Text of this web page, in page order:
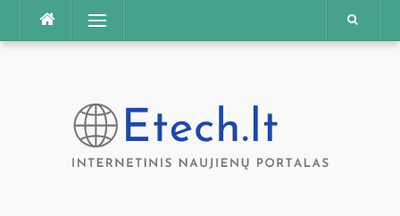
Praleisti
Meniu